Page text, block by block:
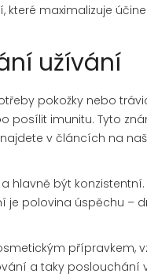
maximalizuje
užívání
pokožky nebo
posílit imunitu. Tyto
v článcích na
být konzistentní.
je polovina úspěchu –
přípravkem,
a taky poslouchání